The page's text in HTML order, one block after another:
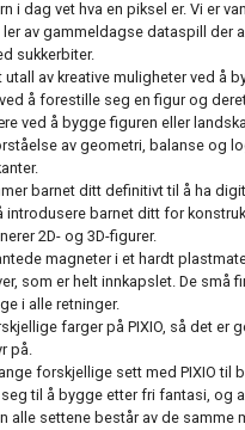
i dag vet hva en piksel er. Vi er
av gammeldagse dataspill der
sukkerbiter.
utall av kreative muligheter ved å
å forestille seg en figur og
ved å bygge figuren eller
av geometri, balanse og
barnet ditt definitivt til å ha
introdusere barnet ditt for
2D- og 3D-figurer.
magneter i et hardt
som er helt innkapslet. De små
i alle retninger.
farger på PIXIO, så det er
på.
forskjellige sett med PIXIO til
til å bygge etter fri fantasi, og
alle settene består av de samme